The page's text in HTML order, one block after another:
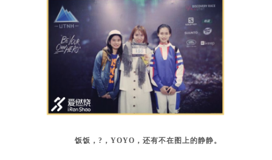
饭饭，?，YOYO，还有不在图上的静静。